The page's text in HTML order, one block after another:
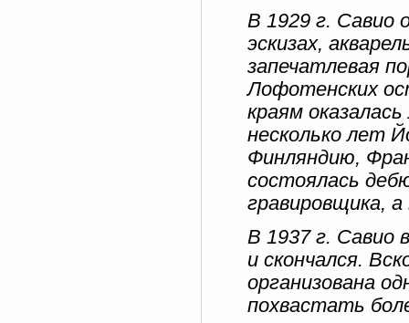
В 1929 г. Савио
эскизах,
запечатлевая
Лофотенских
краям
несколько лет
Финляндию,
состоялась
гравировщика,
В 1937 г. Савио
и скончался.
организована
похвастать